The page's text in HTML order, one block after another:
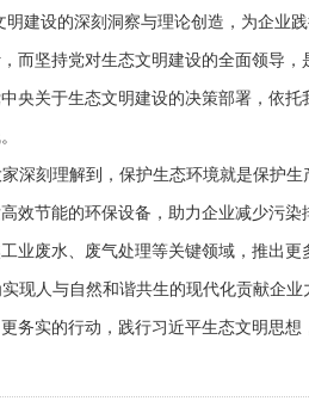
建设的深刻洞察与理论创造，为企业
而坚持党对生态文明建设的全面领导
央关于生态文明建设的决策部署，依
深刻理解到，保护生态环境就是保护
节能的环保设备，助力企业减少污染
业废水、废气处理等关键领域，推出更
现人与自然和谐共生的现代化贡献企业
务实的行动，践行习近平生态文明思